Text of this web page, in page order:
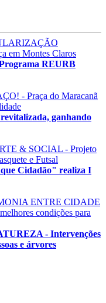
REURB
ganhando
Cidadão" realiza I
- Intervenções
e árvores